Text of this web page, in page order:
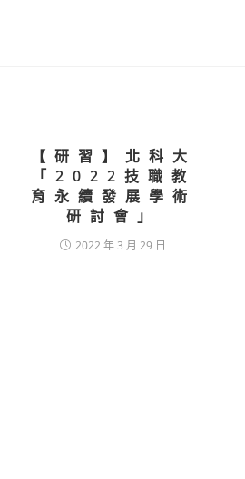
【研習】北科大
「2022技職教
育永續發展學術
研討會」
2022 年 3 月 29 日